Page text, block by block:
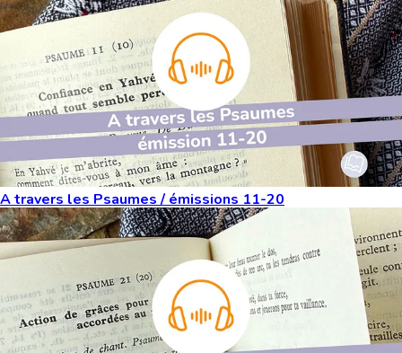
A travers les Psaumes / émissions 11-20